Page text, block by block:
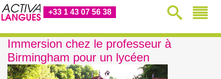
+33 1 43 07 56 38
Immersion chez le professeur à
Birmingham pour un lycéen